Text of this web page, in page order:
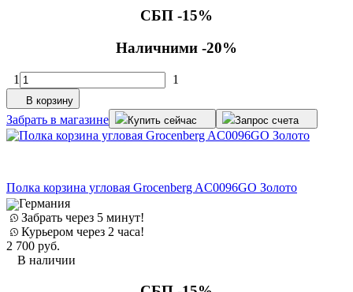
СБП -15%
Наличними -20%
1 1
В корзину
Забрать в магазине Купить сейчас Запрос счета
Полка корзина угловая Grocenberg AC0096GO Золото
Германия
Забрать через 5 минут!
Курьером через 2 часа!
2 700 руб.
В наличии